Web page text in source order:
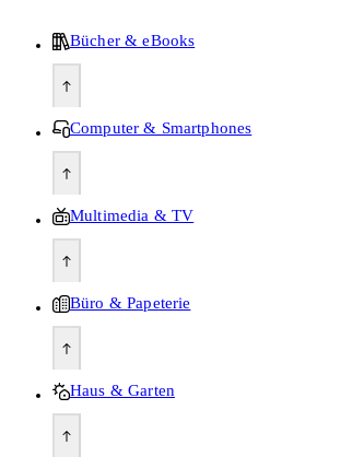
Bücher & eBooks
Computer & Smartphones
Multimedia & TV
Büro & Papeterie
Haus & Garten